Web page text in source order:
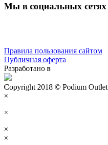
Мы в социальных сетях
Правила пользования сайтом
Публичная оферта
Разработано в
Copyright 2018 © Podium Outlet
×
×
×
×